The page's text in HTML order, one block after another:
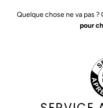
Quelque chose ne va pas ?
pour